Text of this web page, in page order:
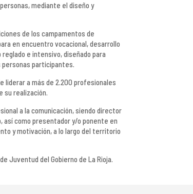
mediante el diseño y
de los campamentos de
en encuentro vocacional, desarrollo
e intensivo, diseñado para
personas participantes.
liderar a más de 2.200 profesionales
su realización.
a la comunicación, siendo director
así como presentador y/o ponente en
y motivación, a lo largo del territorio
Juventud del Gobierno de La Rioja.